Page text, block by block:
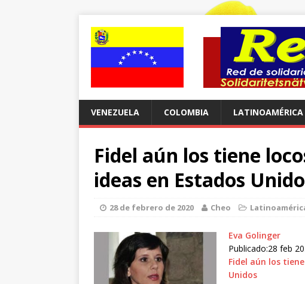
VENEZUELA COLOMBIA LATINOAMÉRICA
Fidel aún los tiene
ideas en Estados
28 de febrero de 2020 Cheo
Eva Golinger
Publicado:28 feb
Fidel aún los
Unidos